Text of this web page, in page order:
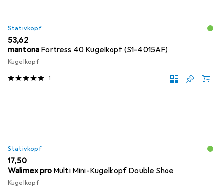
Stativkopf
EUR
53,62
mantona Fortress 40 Kugelkopf (S1-4015AF)
Kugelkopf
1
Stativkopf
EUR
17,50
Walimex pro Multi Mini-Kugelkopf Double Shoe
Kugelkopf